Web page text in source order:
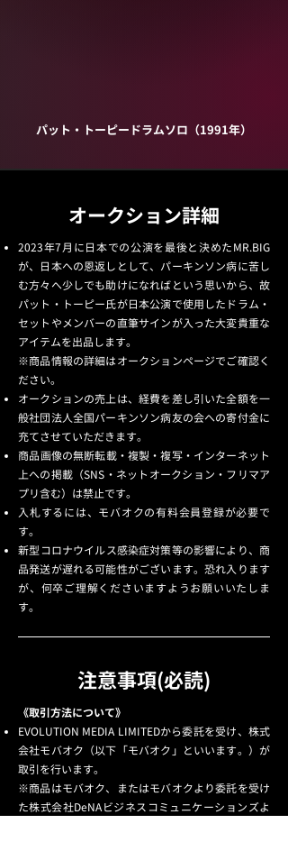
パット・トーピードラムソロ（1991年）
オークション詳細
2023年7月に日本での公演を最後と決めたMR.BIG
が、日本への恩返しとして、パーキンソン病に苦し
む方々へ少しでも助けになればという思いから、故
パット・トーピー氏が日本公演で使用したドラム・
セットやメンバーの直筆サインが入った大変貴重な
アイテムを出品します。
※商品情報の詳細はオークションページでご確認く
ださい。
オークションの売上は、経費を差し引いた全額を一
般社団法人全国パーキンソン病友の会への寄付金に
充てさせていただきます。
​商品画像の無断転載・複製・複写・インターネット
上への掲載（SNS・ネットオークション・フリマア
プリ含む）は禁止です。
入札するには、モバオクの有料会員登録が必要で
す。
​新型コロナウイルス感染症対策等の影響により、商
品発送が遅れる可能性がございます。恐れ入ります
が、何卒ご理解くださいますようお願いいたしま
す。
注意事項(必読)
《取引方法について》
EVOLUTION MEDIA LIMITEDから委託を受け、株式
会社モバオク（以下「モバオク」といいます。）が
取引を行います。
※商品はモバオク、またはモバオクより委託を受け
た株式会社DeNAビジネスコミュニケーションズよ